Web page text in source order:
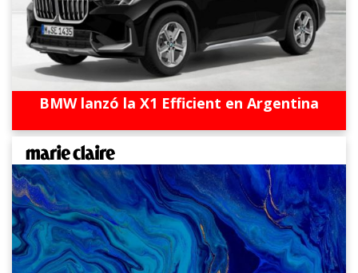
BMW lanzó la X1 Efficient en Argentina